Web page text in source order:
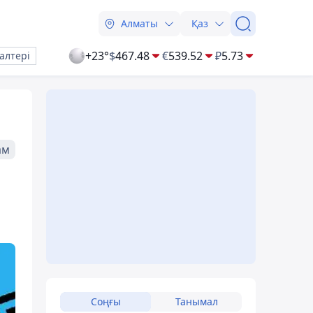
Алматы Қаз
+23°$467.48 €539.52 ₽5.73
Соңғы Танымал